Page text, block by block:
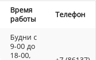
Время
работы
Телефон
Будни с
9-00 до
18-00,